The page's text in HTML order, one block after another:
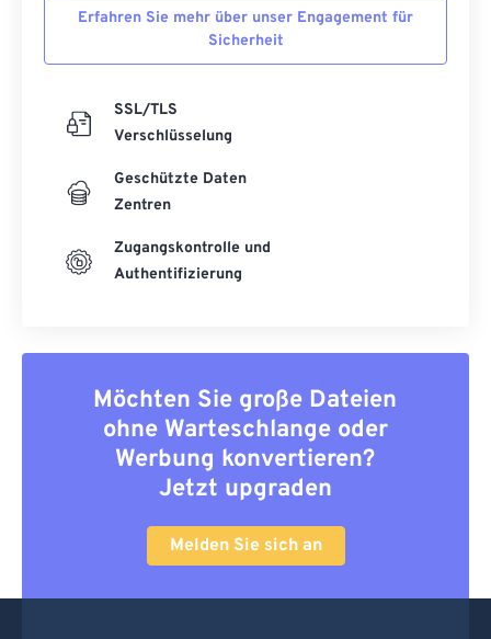
Erfahren Sie mehr über unser Engagement für
Sicherheit
SSL/TLS
Verschlüsselung
Geschützte Daten
Zentren
Zugangskontrolle und
Authentifizierung
Möchten Sie große Dateien
ohne Warteschlange oder
Werbung konvertieren?
Jetzt upgraden
Melden Sie sich an